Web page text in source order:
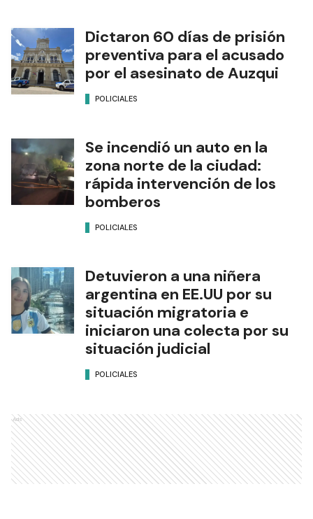
Dictaron 60 días de prisión
preventiva para el acusado
por el asesinato de Auzqui
POLICIALES
Se incendió un auto en la
zona norte de la ciudad:
rápida intervención de los
bomberos
POLICIALES
Detuvieron a una niñera
argentina en EE.UU por su
situación migratoria e
iniciaron una colecta por su
situación judicial
POLICIALES
Ads